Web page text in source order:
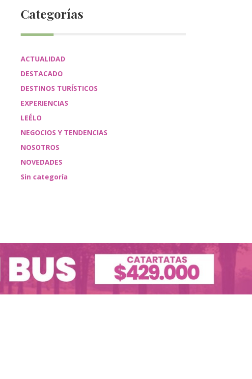
Categorías
ACTUALIDAD
DESTACADO
DESTINOS TURÍSTICOS
EXPERIENCIAS
LEÉLO
NEGOCIOS Y TENDENCIAS
NOSOTROS
NOVEDADES
Sin categoría